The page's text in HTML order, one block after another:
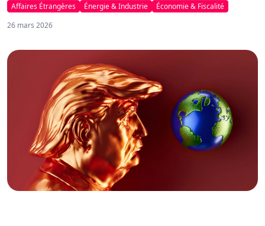
Affaires Étrangères Énergie & Industrie
Économie & Fiscalité
26 mars 2026